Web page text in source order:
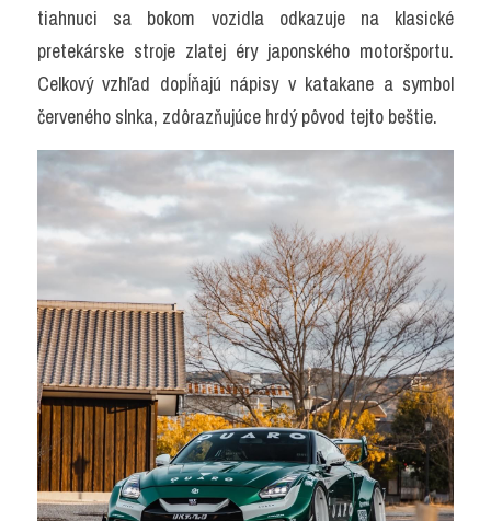
tiahnuci sa bokom vozidla odkazuje na klasické
pretekárske stroje zlatej éry japonského motoršportu.
Celkový vzhľad dopĺňajú nápisy v katakane a symbol
červeného slnka, zdôrazňujúce hrdý pôvod tejto beštie.